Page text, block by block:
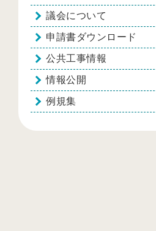
議会について
申請書ダウンロード
公共工事情報
情報公開
例規集